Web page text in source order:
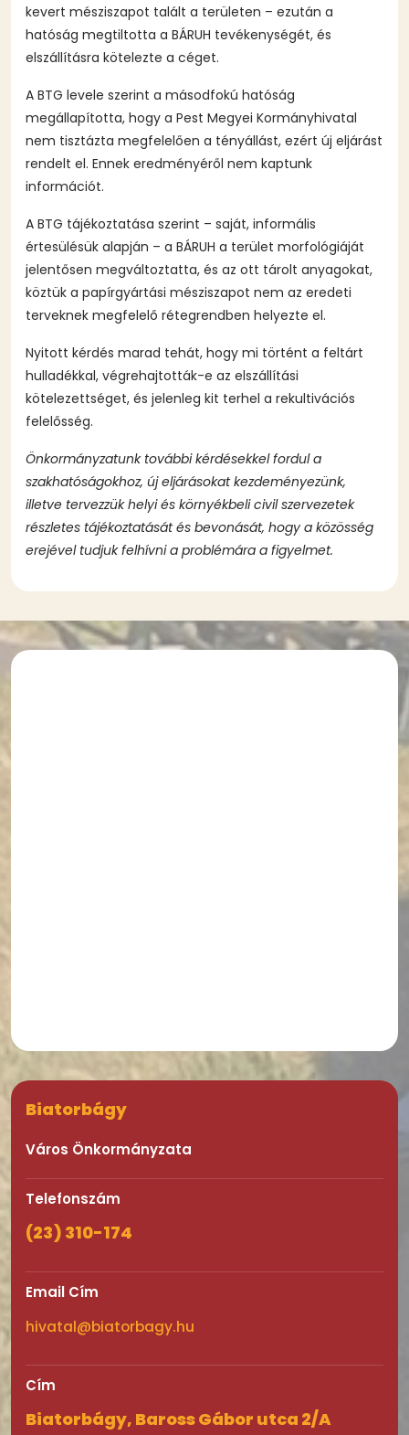
kevert mésziszapot talált a területen – ezután a
hatóság megtiltotta a BÁRUH tevékenységét, és
elszállításra kötelezte a céget.
A BTG levele szerint a másodfokú hatóság
megállapította, hogy a Pest Megyei Kormányhivatal
nem tisztázta megfelelően a tényállást, ezért új eljárást
rendelt el. Ennek eredményéről nem kaptunk
információt.
A BTG tájékoztatása szerint – saját, informális
értesülésük alapján – a BÁRUH a terület morfológiáját
jelentősen megváltoztatta, és az ott tárolt anyagokat,
köztük a papírgyártási mésziszapot nem az eredeti
terveknek megfelelő rétegrendben helyezte el.
Nyitott kérdés marad tehát, hogy mi történt a feltárt
hulladékkal, végrehajtották-e az elszállítási
kötelezettséget, és jelenleg kit terhel a rekultivációs
felelősség.
Önkormányzatunk további kérdésekkel fordul a
szakhatóságokhoz, új eljárásokat kezdeményezünk,
illetve tervezzük helyi és környékbeli civil szervezetek
részletes tájékoztatását és bevonását, hogy a közösség
erejével tudjuk felhívni a problémára a figyelmet.
Biatorbágy
Város Önkormányzata
Telefonszám
(23) 310-174
Email Cím
hivatal@biatorbagy.hu
Cím
Biatorbágy, Baross Gábor utca 2/A